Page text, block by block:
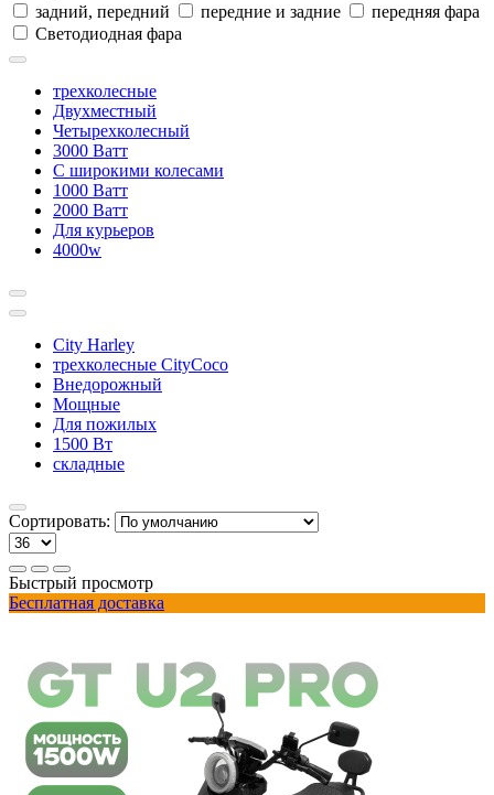
задний, передний
передние и задние
передняя фара
Светодиодная фара
трехколесные
Двухместный
Четырехколесный
3000 Ватт
С широкими колесами
1000 Ватт
2000 Ватт
Для курьеров
4000w
City Harley
трехколесные CityCoco
Внедорожный
Мощные
Для пожилых
1500 Вт
складные
Сортировать:
Быстрый просмотр
Бесплатная доставка